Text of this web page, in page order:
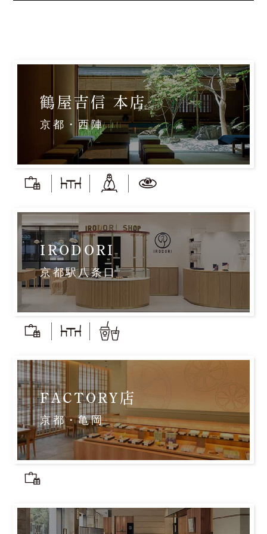
鶴屋吉信 本店
京都・西陣
IRODORI
京都駅八条口
FACTORY店
京都・亀岡